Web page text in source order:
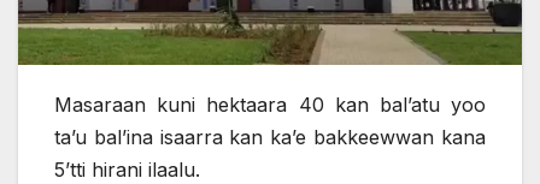
Masaraan kuni hektaara 40 kan bal’atu yoo
ta’u bal’ina isaarra kan ka’e bakkeewwan kana
5’tti hirani ilaalu.